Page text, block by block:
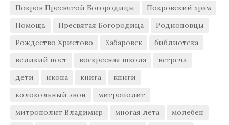
Покров Пресвятой Богородицы
Покровский храм
Помощь
Пресвятая Богородица
Родионовцы
Рождество Христово
Хабаровск
библиотека
великий пост
воскресная школа
встреча
дети
икона книга
книги
колокольный звон
митрополит
митрополит Владимир
многая лета
молебен